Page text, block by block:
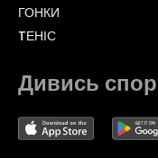
ГОНКИ
TЕНІС
Дивись